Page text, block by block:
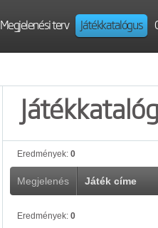
Megjelenési terv Játékkatalógus
Eredmények: 0
Megjelenés Játék címe
Eredmények: 0